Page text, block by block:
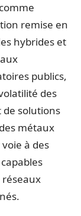
remise en
hybrides et
publics,
des
de solutions
métaux
à des
réseaux